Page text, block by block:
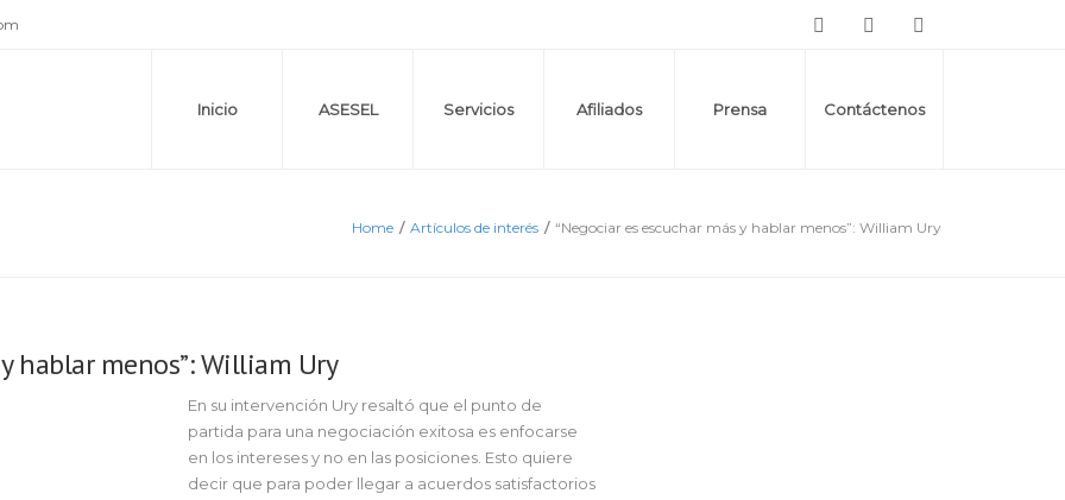
Inicio ASESEL Servicios Afiliados Prensa Contáctenos
Home / Artículos de interés / “Negociar es escuchar más y hablar menos”: William Ury
hablar menos”: William Ury
En su intervención Ury resaltó que el punto de
partida para una negociación exitosa es enfocarse
en los intereses y no en las posiciones. Esto quiere
decir que para poder llegar a acuerdos satisfactorios